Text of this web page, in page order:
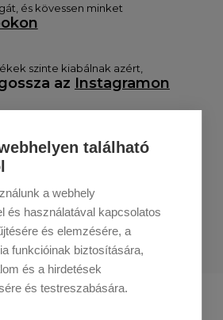
található
a webhely
és használatával kapcsolatos
és elemzésére, a
funkcióinak biztosítására,
és a hirdetések
és testreszabására.
és kövessen minket
szinte kiabálnak azért,
az Instagramon
tesszük közzé
on is bemutatjuk
Profikuchař.cz